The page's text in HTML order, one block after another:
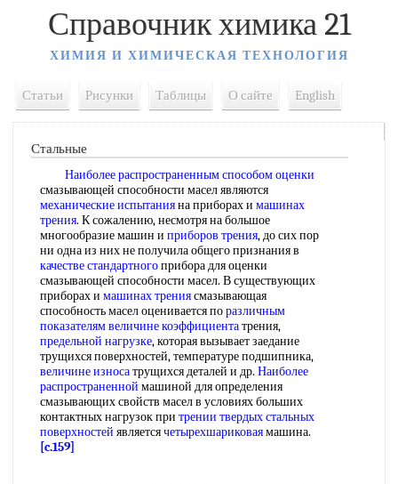
Справочник химика 21
ХИМИЯ И ХИМИЧЕСКАЯ ТЕХНОЛОГИЯ
Статьи Рисунки Таблицы О сайте English
Стальные
Наиболее распространеннымспособом оценки
смазывающей способности масел являются
механические испытанияна приборах и машинах
трения. К сожалению, несмотря на большое
многообразие машин и приборов трения, до сих пор
ни одна из них не получила общего признания в
качестве стандартногоприбора для оценки
смазывающей способности масел. В существующих
приборах и машинах трениясмазывающая
способность масел оценивается поразличным
показателямвеличине коэффициентатрения,
предельной нагрузке, которая вызывает заедание
трущихся поверхностей, температуре подшипника,
величине износатрущихся деталей и др. Наиболее
распространенной машиной для определения
смазывающих свойств масел в условиях больших
контактных нагрузок при трении твердыхстальных
поверхностей являетсячетырехшариковаямашина.
[c.159]